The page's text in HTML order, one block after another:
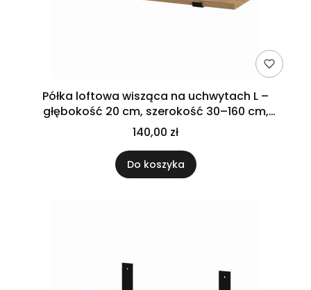
Półka loftowa wisząca na uchwytach L –
głębokość 20 cm, szerokość 30–160 cm,
dębowa
140,00 zł
Do koszyka